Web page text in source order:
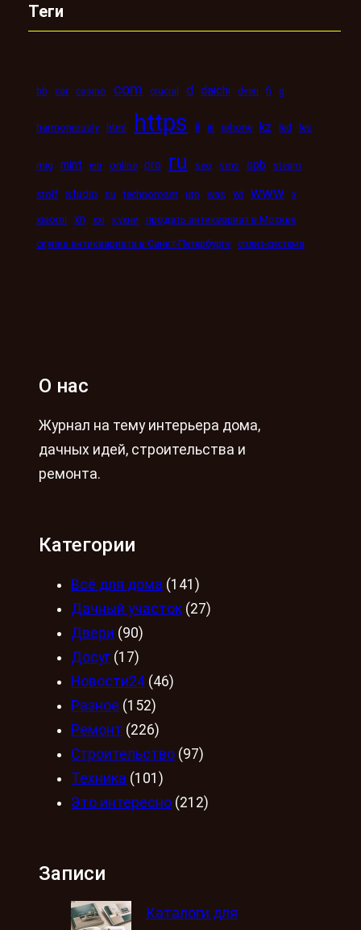
Теги
bb car casino com crucial d daichi dveri fi g
harmoniously html https ii iii iphone kz led les
mig mint mir online pro ru seo sms spb steam
stolf studio su technorosst utp was wi www x
xiaomi xn xxi кухни
продать антиквариат в Москве
скупка антиквариата в Санкт-Петербурге сплит-система
О нас
Журнал на тему интерьера дома,
дачных идей, строительства и
ремонта.
Категории
Всё для дома (141)
Дачный участок (27)
Двери (90)
Досуг (17)
Новости24 (46)
Разное (152)
Ремонт (226)
Строительство (97)
Техника (101)
Это интересно (212)
Записи
Каталоги для